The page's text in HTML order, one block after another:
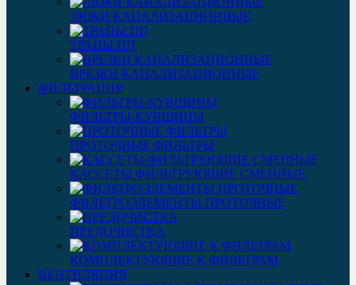
ЛЮКИ КАНАЛИЗАЦИОННЫЕ
ТРАПЫ ПП
ВРЕЗКИ КАНАЛИЗАЦИОННЫЕ
ФИЛЬТРАЦИЯ
ФИЛЬТРЫ-КУВШИНЫ
ПРОТОЧНЫЕ ФИЛЬТРЫ
КАССЕТЫ ФИЛЬТРУЮЩИЕ СМЕННЫЕ
ФИЛЬТРОЭЛЕМЕНТЫ ПРОТОЧНЫЕ
ПРЕДОЧИСТКА
КОМПЛЕКТУЮЩИЕ К ФИЛЬТРАМ
ВЕНТИЛЯЦИЯ